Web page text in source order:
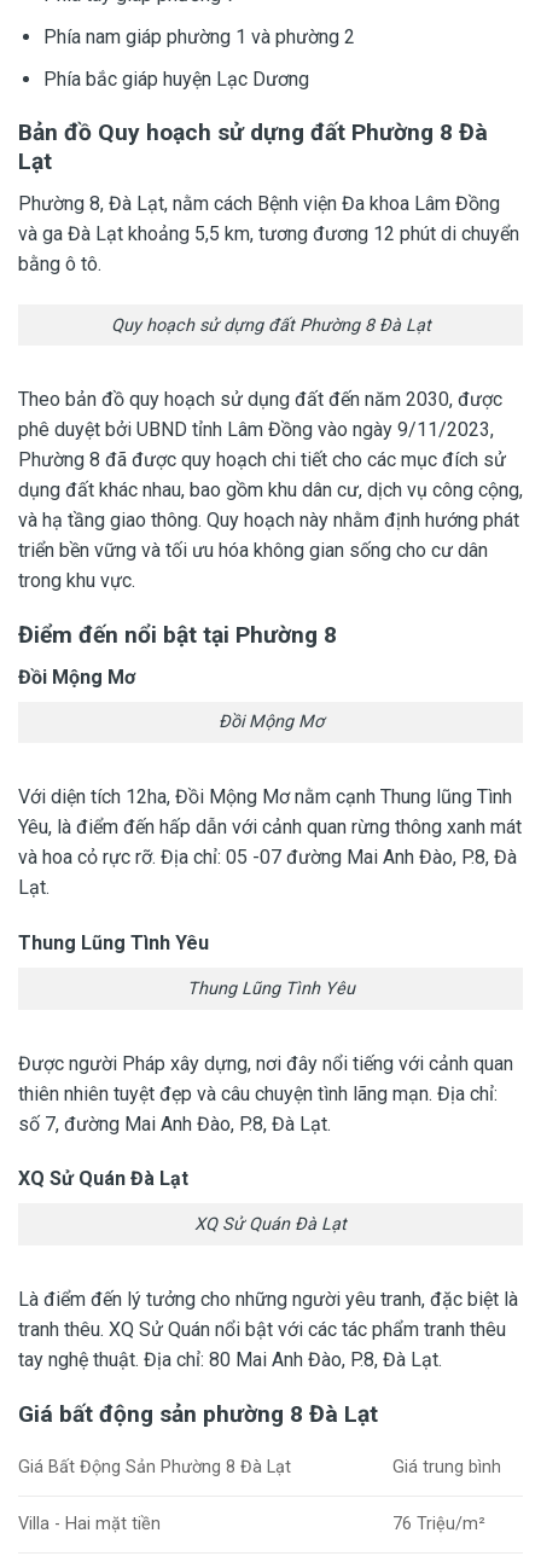
Phía nam giáp phường 1 và phường 2
Phía bắc giáp huyện Lạc Dương
Bản đồ Quy hoạch sử dựng đất Phường 8 Đà
Lạt
Phường 8, Đà Lạt, nằm cách Bệnh viện Đa khoa Lâm Đồng
và ga Đà Lạt khoảng 5,5 km, tương đương 12 phút di chuyển
bằng ô tô.
Quy hoạch sử dựng đất Phường 8 Đà Lạt
Theo bản đồ quy hoạch sử dụng đất đến năm 2030, được
phê duyệt bởi UBND tỉnh Lâm Đồng vào ngày 9/11/2023,
Phường 8 đã được quy hoạch chi tiết cho các mục đích sử
dụng đất khác nhau, bao gồm khu dân cư, dịch vụ công cộng,
và hạ tầng giao thông. Quy hoạch này nhằm định hướng phát
triển bền vững và tối ưu hóa không gian sống cho cư dân
trong khu vực.
Điểm đến nổi bật tại Phường 8
Đồi Mộng Mơ
Đồi Mộng Mơ
Với diện tích 12ha, Đồi Mộng Mơ nằm cạnh Thung lũng Tình
Yêu, là điểm đến hấp dẫn với cảnh quan rừng thông xanh mát
và hoa cỏ rực rỡ. Địa chỉ: 05 -07 đường Mai Anh Đào, P.8, Đà
Lạt.
Thung Lũng Tình Yêu
Thung Lũng Tình Yêu
Được người Pháp xây dựng, nơi đây nổi tiếng với cảnh quan
thiên nhiên tuyệt đẹp và câu chuyện tình lãng mạn. Địa chỉ:
số 7, đường Mai Anh Đào, P.8, Đà Lạt.
XQ Sử Quán Đà Lạt
XQ Sử Quán Đà Lạt
Là điểm đến lý tưởng cho những người yêu tranh, đặc biệt là
tranh thêu. XQ Sử Quán nổi bật với các tác phẩm tranh thêu
tay nghệ thuật. Địa chỉ: 80 Mai Anh Đào, P.8, Đà Lạt.
Giá bất động sản phường 8 Đà Lạt
Giá Bất Động Sản Phường 8 Đà Lạt Giá trung bình
Villa - Hai mặt tiền 76 Triệu/m²